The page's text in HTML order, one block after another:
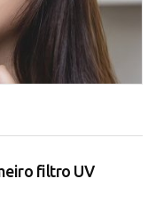
filtro UV